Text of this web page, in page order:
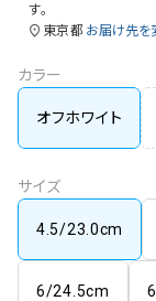
す。
東京都 お届け先を
カラー
オフホワイト
サイズ
4.5/23.0cm
6/24.5cm